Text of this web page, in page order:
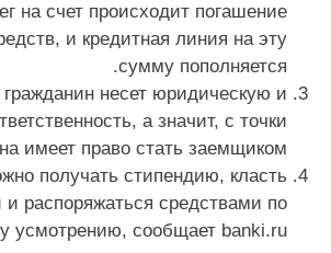
на счет происходит погашение
и кредитная линия на эту
сумму пополняется.
гражданин несет юридическую и
а значит, с точки
имеет право стать заемщиком.
получать стипендию, класть
и распоряжаться средствами по
усмотрению, сообщает banki.ru.